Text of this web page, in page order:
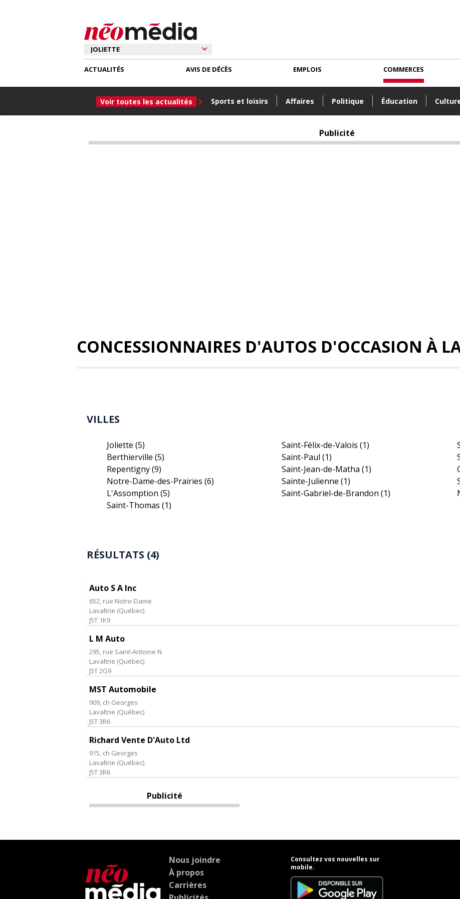
ACTUALITÉS
Voir toutes les actualités Sports et loisirs Affaires Politique Éducation
AVIS DE DÉCÈS EMPLOIS COMMERCES
Publicité
CONCESSIONNAIRES D'AUTOS D'OCCASION À
VILLES
Joliette (5)
Berthierville (5)
Repentigny(9)
Notre-Dame-des-Prairies (6)
L'Assomption (5)
Saint-Thomas (1)
Saint-Félix-de-Valois(1)
Saint-Paul(1)
Saint-Jean-de-Matha(1)
Sainte-Julienne(1)
Saint-Gabriel-de-Brandon(1)
RÉSULTATS (4)
Auto S A Inc
652, rue Notre-Dame
Lavaltrie (Québec)
J5T 1K9
L M Auto
295, rue Saint-Antoine N
Lavaltrie (Québec)
J5T 2G9
MST Automobile
909, ch Georges
Lavaltrie (Québec)
J5T 3R6
Richard Vente D'Auto Ltd
915, ch Georges
Lavaltrie (Québec)
J5T 3R6
Publicité
Nous joindre
À propos
Carrières
Consultez vos nouvelles sur
mobile.